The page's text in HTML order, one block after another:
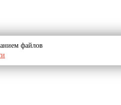
файлов